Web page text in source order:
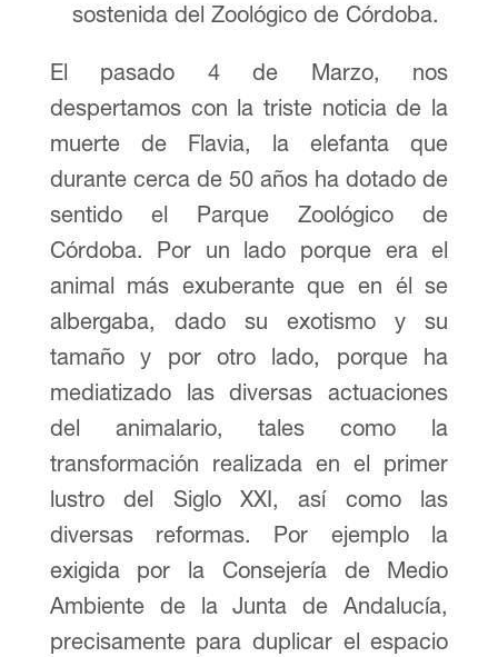
sostenida del Zoológico de Córdoba.
El pasado 4 de Marzo, nos
despertamos con la triste noticia de la
muerte de Flavia, la elefanta que
durante cerca de 50 años ha dotado de
sentido el Parque Zoológico de
Córdoba. Por un lado porque era el
animal más exuberante que en él se
albergaba, dado su exotismo y su
tamaño y por otro lado, porque ha
mediatizado las diversas actuaciones
del animalario, tales como la
transformación realizada en el primer
lustro del Siglo XXI, así como las
diversas reformas. Por ejemplo la
exigida por la Consejería de Medio
Ambiente de la Junta de Andalucía,
precisamente para duplicar el espacio